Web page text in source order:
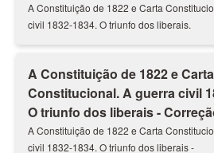
A Constituição de 1822 e Carta
civil 1832-1834. O triunfo dos liberais.
A Constituição de 1822 e Carta
Constitucional. A guerra civil
O triunfo dos liberais -
A Constituição de 1822 e Carta
civil 1832-1834. O triunfo dos liberais -